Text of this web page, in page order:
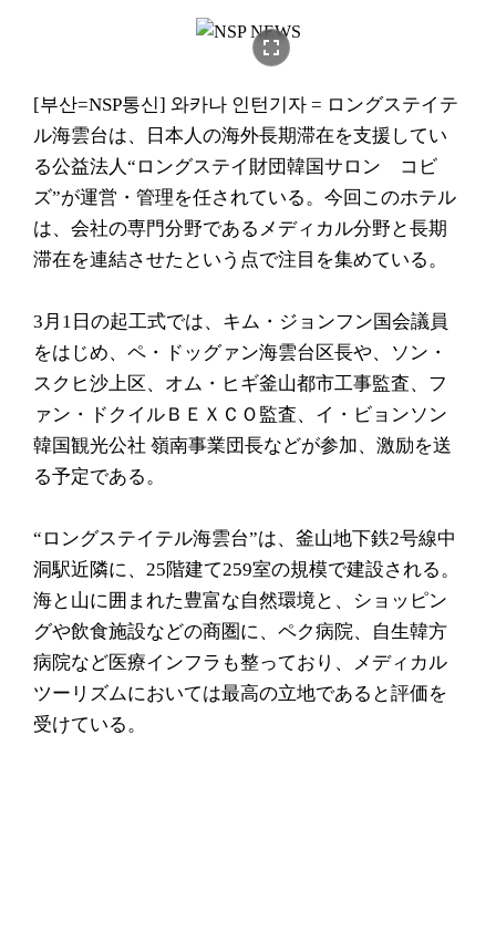
fullscreen
[부산=NSP통신] 와카나 인턴기자 = ロングステイテ
ル海雲台は、日本人の海外長期滞在を支援してい
る公益法人“ロングステイ財団韓国サロン コビ
ズ”が運営・管理を任されている。今回このホテル
は、会社の専門分野であるメディカル分野と長期
滞在を連結させたという点で注目を集めている。
3月1日の起工式では、キム・ジョンフン国会議員
をはじめ、ペ・ドッグァン海雲台区長や、ソン・
スクヒ沙上区、オム・ヒギ釜山都市工事監査、フ
ァン・ドクイルＢＥＸＣＯ監査、イ・ビョンソン
韓国観光公社 嶺南事業団長などが参加、激励を送
る予定である。
“ロングステイテル海雲台”は、釜山地下鉄2号線中
洞駅近隣に、25階建て259室の規模で建設される。
海と山に囲まれた豊富な自然環境と、ショッピン
グや飲食施設などの商圏に、ペク病院、自生韓方
病院など医療インフラも整っており、メディカル
ツーリズムにおいては最高の立地であると評価を
受けている。